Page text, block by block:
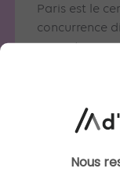
Paris est le
concurrence
permet aux
flux massif
Comment
Depuis nos
Nous